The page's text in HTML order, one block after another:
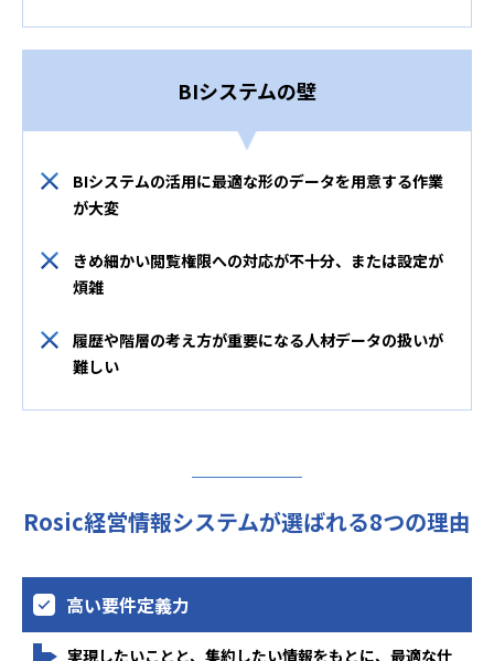
BIシステムの壁
BIシステムの活用に最適な形のデータを用意する作業
が大変
きめ細かい閲覧権限への対応が不十分、または設定が
煩雑
履歴や階層の考え方が重要になる人材データの扱いが
難しい
Rosic経営情報システムが選ばれる8つの理由
高い要件定義力
実現したいことと、集約したい情報をもとに、最適な仕